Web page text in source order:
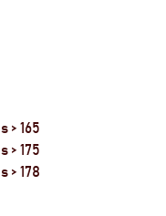
> 165
> 175
> 178